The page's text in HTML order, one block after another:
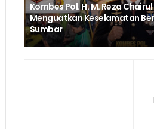
Kombes Pol. H. M. Reza
Menguatkan Keselamatan
Sumbar